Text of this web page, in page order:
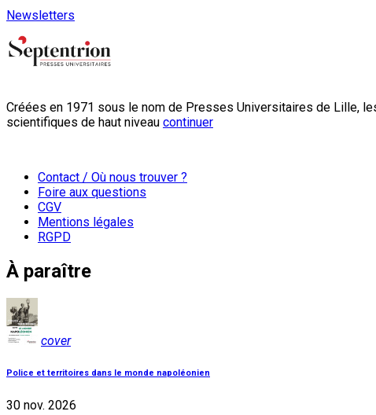
Newsletters
Créées en 1971 sous le nom de Presses Universitaires de Lille,
scientifiques de haut niveau continuer
Contact / Où nous trouver ?
Foire aux questions
CGV
Mentions légales
RGPD
À paraître
cover
Police et territoires dans le monde napoléonien
30 nov. 2026